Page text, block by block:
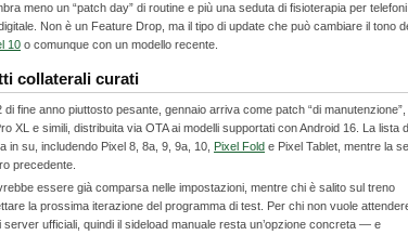
meno un “patch day” di routine e più una seduta di fisioterapia per telefoni
Non è un Feature Drop, ma il tipo di update che può cambiare il tono
10 o comunque con un modello recente.
collaterali curati
di fine anno piuttosto pesante, gennaio arriva come patch “di
XL e simili, distribuita via OTA ai modelli supportati con Android 16. La lista
in su, includendo Pixel 8, 8a, 9, 9a, 10, Pixel Fold e Pixel Tablet, mentre la
precedente.
essere già comparsa nelle impostazioni, mentre chi è salito sul treno
la prossima iterazione del programma di test. Per chi non vuole
ufficiali, quindi il sideload manuale resta un’opzione concreta — e